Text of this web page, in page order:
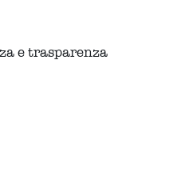
e trasparenza